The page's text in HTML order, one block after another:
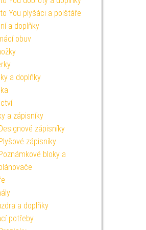
You plyšáci a polštáře
a doplňky
obuv
a doplňky
a zápisníky
zápisníky
zápisníky
bloky a
a doplňky
potřeby